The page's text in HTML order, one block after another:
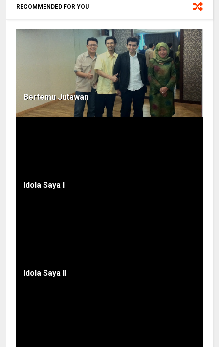
RECOMMENDED FOR YOU
Bertemu Jutawan
Idola Saya I
Idola Saya II